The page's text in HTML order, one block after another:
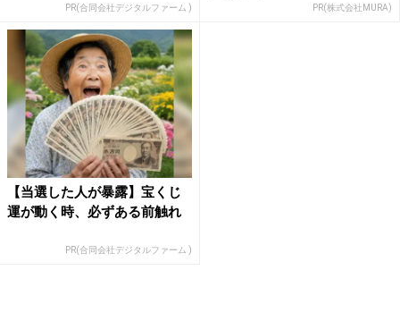
PR(合同会社デジタルファーム ) PR(株式会社MURA)
【当選した人が暴露】宝くじ
運が動く時、必ずある前触れ
PR(合同会社デジタルファーム )